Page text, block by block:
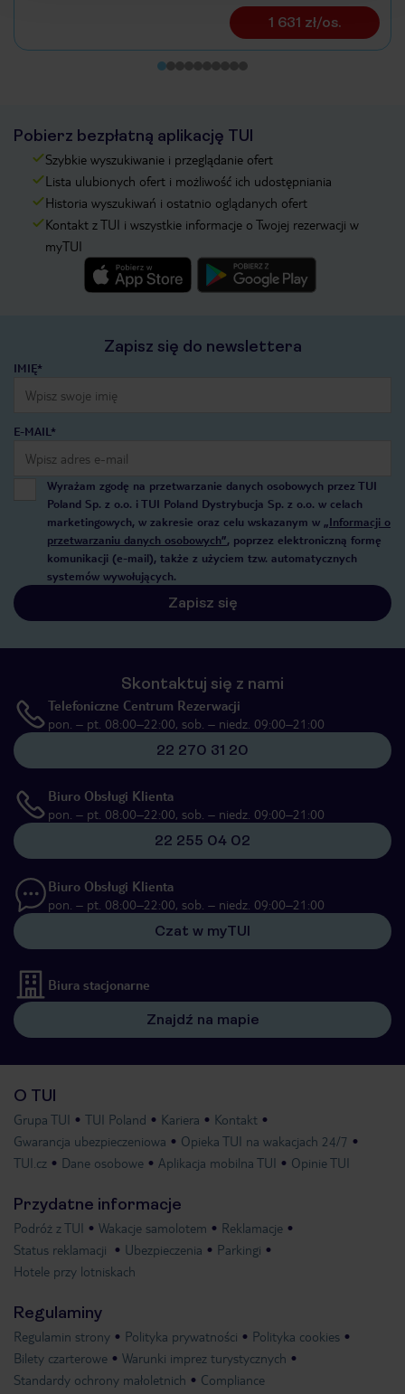
1 631 zł/os.
Pobierz bezpłatną aplikację TUI
Szybkie wyszukiwanie i przeglądanie ofert
Lista ulubionych ofert i możliwość ich udostępniania
Historia wyszukiwań i ostatnio oglądanych ofert
Kontakt z TUI i wszystkie informacje o Twojej rezerwacji w
myTUI
Zapisz się do newslettera
IMIĘ*
E-MAIL*
Wyrażam zgodę na przetwarzanie danych osobowych przez TUI
Poland Sp. z o.o. i TUI Poland Dystrybucja Sp. z o.o. w celach
marketingowych, w zakresie oraz celu wskazanym w „Informacji o
przetwarzaniu danych osobowych”, poprzez elektroniczną formę
komunikacji (e-mail), także z użyciem tzw. automatycznych
systemów wywołujących.
Zapisz się
Skontaktuj się z nami
Telefoniczne Centrum Rezerwacji
pon. – pt. 08:00–22:00, sob. – niedz. 09:00–21:00
22 270 31 20
Biuro Obsługi Klienta
pon. – pt. 08:00–22:00, sob. – niedz. 09:00–21:00
22 255 04 02
Biuro Obsługi Klienta
pon. – pt. 08:00–22:00, sob. – niedz. 09:00–21:00
Czat w myTUI
Biura stacjonarne
Znajdź na mapie
O TUI
Grupa TUI TUI Poland Kariera
Kontakt
Gwarancja ubezpieczeniowa
Opieka TUI na wakacjach 24/7
TUI.cz
Dane osobowe Aplikacja mobilna TUI Opinie TUI
Przydatne informacje
Podróż z TUI Wakacje samolotem
Reklamacje
Status reklamacji
Ubezpieczenia
Parkingi
Hotele przy lotniskach
Regulaminy
Regulamin strony Polityka prywatności
Polityka cookies
Bilety czarterowe
Warunki imprez turystycznych
Standardy ochrony małoletnich
Compliance